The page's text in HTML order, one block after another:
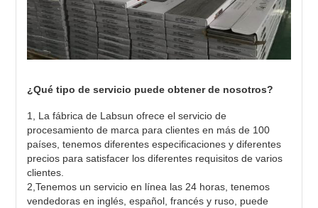
¿Qué tipo de servicio puede obtener de nosotros?
1, La fábrica de Labsun ofrece el servicio de
procesamiento de marca para clientes en más de 100
países, tenemos diferentes especificaciones y diferentes
precios para satisfacer los diferentes requisitos de varios
clientes.
2,Tenemos un servicio en línea las 24 horas, tenemos
vendedoras en inglés, español, francés y ruso, puede